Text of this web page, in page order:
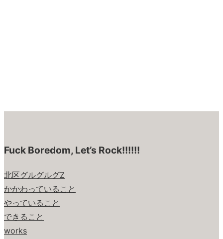
Fuck Boredom, Let’s Rock!!!!!!
北区グルグルグZ
かかわっていること
やっていること
できること
works